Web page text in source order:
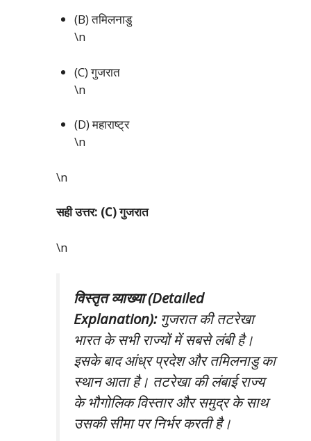
(B) तमिलनाडु
\n
(C) गुजरात
\n
(D) महाराष्ट्र
\n
\n
सही उत्तर: (C) गुजरात
\n
विस्तृत व्याख्या (Detailed
Explanation):गुजरात की तटरेखा
भारत के सभी राज्यों में सबसे लंबी है।
इसके बाद आंध्र प्रदेश और तमिलनाडु का
स्थान आता है। तटरेखा की लंबाई राज्य
के भौगोलिक विस्तार और समुद्र के साथ
उसकी सीमा पर निर्भर करती है।